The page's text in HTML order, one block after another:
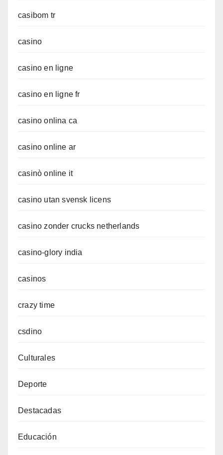
casibom tr
casino
casino en ligne
casino en ligne fr
casino onlina ca
casino online ar
casinò online it
casino utan svensk licens
casino zonder crucks netherlands
casino-glory india
casinos
crazy time
csdino
Culturales
Deporte
Destacadas
Educación